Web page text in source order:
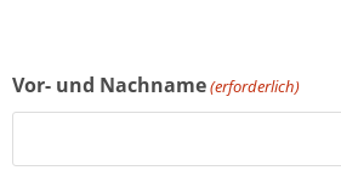
Vor- und Nachname(erforderlich)